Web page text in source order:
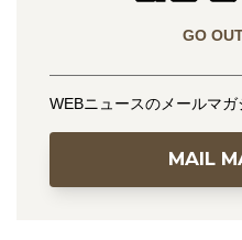
GO
WEBニュースのメールマ
MAIL